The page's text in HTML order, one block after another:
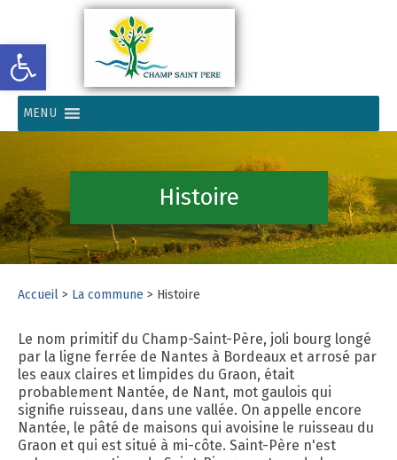
Ouvrir la barre d’outils
MENU
Histoire
Accueil > La commune > Histoire
Le nom primitif du Champ-Saint-Père, joli bourg longé
par la ligne ferrée de Nantes à Bordeaux et arrosé par
les eaux claires et limpides du Graon, était
probablement Nantée, de Nant, mot gaulois qui
signifie ruisseau, dans une vallée. On appelle encore
Nantée, le pâté de maisons qui avoisine le ruisseau du
Graon et qui est situé à mi-côte. Saint-Père n'est